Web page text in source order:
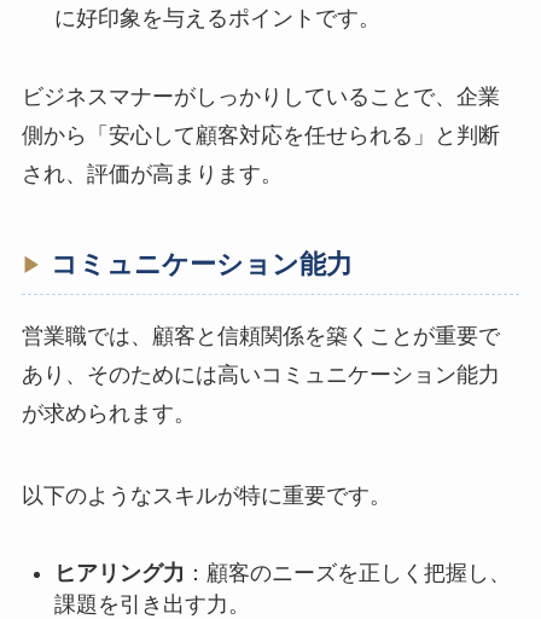
に好印象を与えるポイントです。
ビジネスマナーがしっかりしていることで、企業
側から「安心して顧客対応を任せられる」と判断
され、評価が高まります。
コミュニケーション能力
営業職では、顧客と信頼関係を築くことが重要で
あり、そのためには高いコミュニケーション能力
が求められます。
以下のようなスキルが特に重要です。
ヒアリング力 ：顧客のニーズを正しく把握し、
課題を引き出す力。